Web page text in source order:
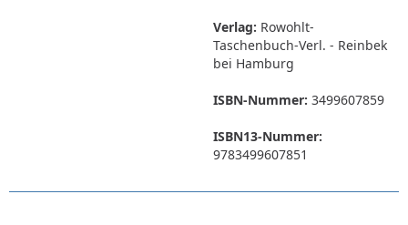
Verlag: Rowohlt-
Taschenbuch-Verl. - Reinbek
bei Hamburg
ISBN-Nummer: 3499607859
ISBN13-Nummer:
9783499607851